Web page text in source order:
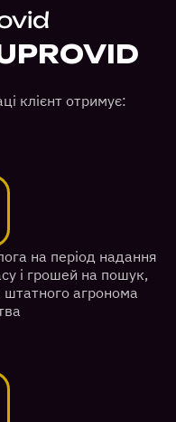
клієнт отримує:
на період надання
і грошей на пошук,
штатного агронома